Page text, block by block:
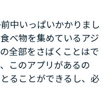
中いっぱいかかりまし
べ物を集めているアジ
全部をさばくことはで
このアプリがあるの
ることができるし、必